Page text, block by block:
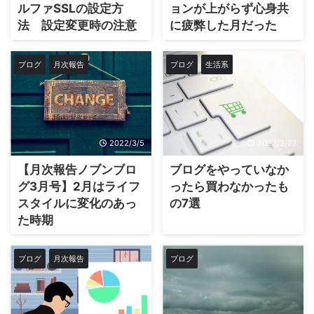
ルファSSLの設定方
法 設定変更時の注意
点
ョンが上がらず心身共
に疲弊した月だった
ブログ 月次報告
2022/3/5
【月次報告ノブンブロ
グ3月号】2月はライフ
スタイルに変化のあっ
た時期
ブログ 生活系
2022/2/27
ブログをやっていなか
ったら買わなかったも
の7選
ブログ 月次報告 ブログ